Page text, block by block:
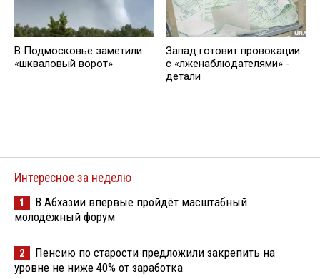
В Подмосковье заметили
«шкваловый ворот»
Запад готовит провокации
с «лженаблюдателями» -
детали
Интересное за неделю
1
В Абхазии впервые пройдёт масштабный
молодёжный форум
2
Пенсию по старости предложили закрепить на
уровне не ниже 40% от заработка